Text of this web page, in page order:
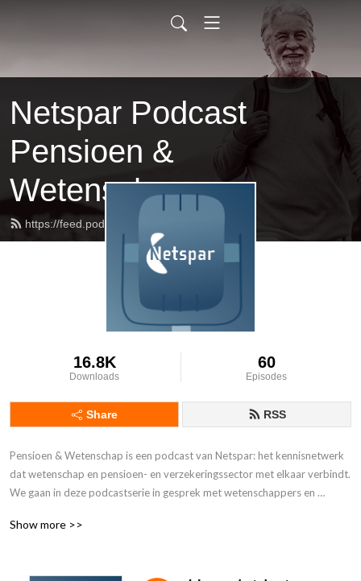
Netspar Podcast
Pensioen &
Wetenschap
https://feed.podbean.com/netspar/feed.xml
16.8K
Downloads
60
Episodes
Share RSS
Pensioen & Wetenschap is een podcast van Netspar: het kennisnetwerk
dat wetenschap en pensioen- en verzekeringssector met elkaar verbindt.
We gaan in deze podcastserie in gesprek met wetenschappers en
Show more >>